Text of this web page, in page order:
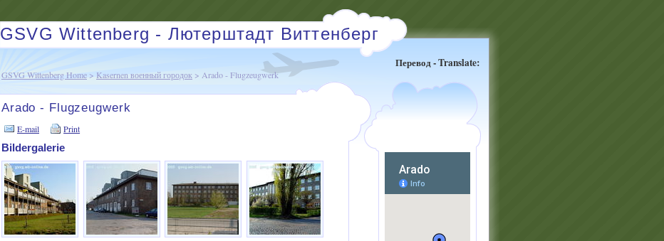
GSVG Wittenberg - Лютерштадт Виттенберг
Перевод - Translate:
GSVG Wittenberg Home> Kasernen военный городок > Arado - Flugzeugwerk
Arado - Flugzeugwerk
E-mail Print
Bildergalerie